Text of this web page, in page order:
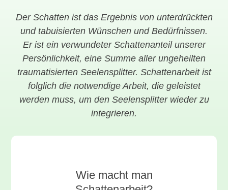
Der Schatten ist das Ergebnis von unterdrückten
und tabuisierten Wünschen und Bedürfnissen.
Er ist ein verwundeter Schattenanteil unserer
Persönlichkeit, eine Summe aller ungeheilten
traumatisierten Seelensplitter. Schattenarbeit ist
folglich die notwendige Arbeit, die geleistet
werden muss, um den Seelensplitter wieder zu
integrieren.
Wie macht man